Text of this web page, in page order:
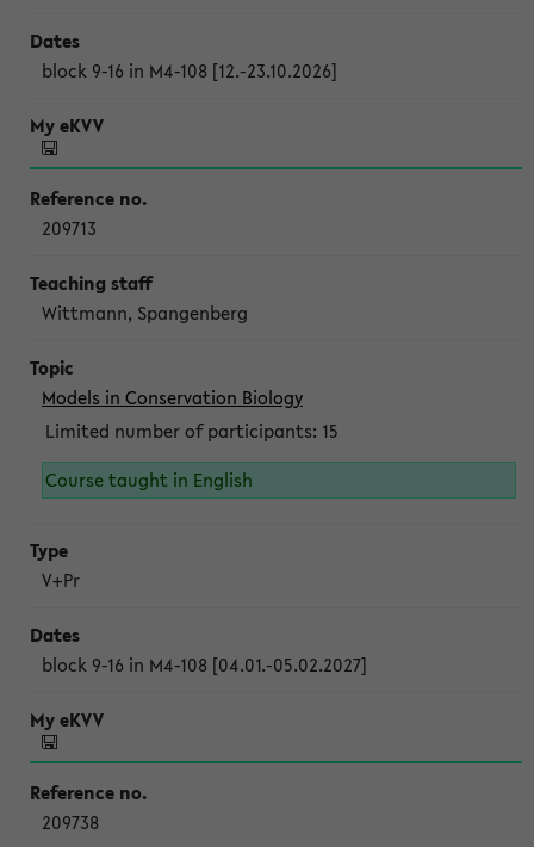
block 9-16 in M4-108 [12.-23.10.2026]
209713
Wittmann, Spangenberg
Models in Conservation Biology
Limited number of participants: 15
Course taught in English
V+Pr
block 9-16 in M4-108 [04.01.-05.02.2027]
209738